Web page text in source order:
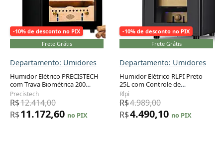
-10% de desconto no PIX
Frete Grátis
Departamento: Umidores
Humidor Elétrico PRECISTECH
com Trava Biométrica 200
Cigarros 60L WiFi 240V
Precistech
R$12.414,00
R$11.172,60 no PIX
-10% de desconto no PIX
Frete Grátis
Departamento: Umidores
Humidor Elétrico RLPI Preto
25L com Controle de
Temperatura e Umidade 115V
Rlpi
R$4.989,00
R$4.490,10 no PIX